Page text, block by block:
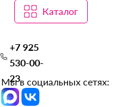
Каталог
+7 925
530-00-
23
Мы в социальных сетях: